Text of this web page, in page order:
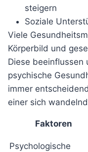
steigern
Soziale
Viele
Körperbild und
Diese beeinflussen
psychische
immer
einer sich
Faktoren
Psychologische